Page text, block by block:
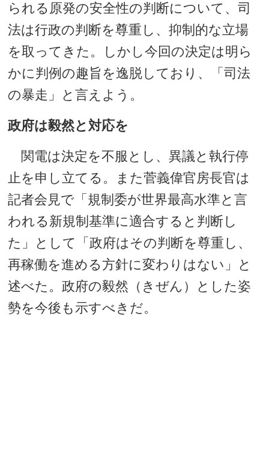
られる原発の安全性の判断について、司
法は行政の判断を尊重し、抑制的な立場
を取ってきた。しかし今回の決定は明ら
かに判例の趣旨を逸脱しており、「司法
の暴走」と言えよう。
政府は毅然と対応を
関電は決定を不服とし、異議と執行停
止を申し立てる。また菅義偉官房長官は
記者会見で「規制委が世界最高水準と言
われる新規制基準に適合すると判断し
た」として「政府はその判断を尊重し、
再稼働を進める方針に変わりはない」と
述べた。政府の毅然（きぜん）とした姿
勢を今後も示すべきだ。